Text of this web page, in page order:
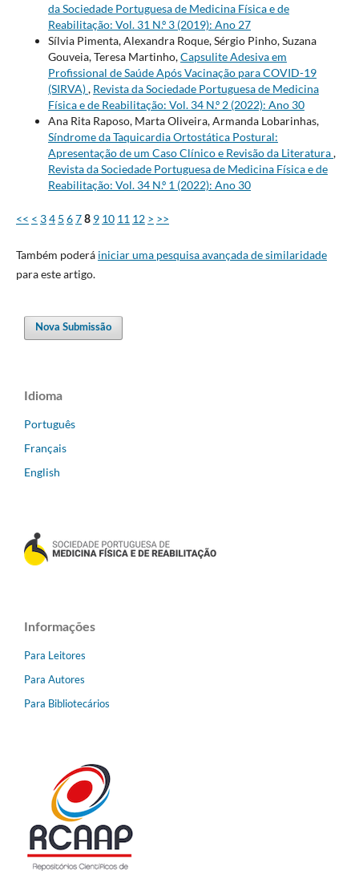
da Sociedade Portuguesa de Medicina Física e de
Reabilitação: Vol. 31 N.º 3 (2019): Ano 27
Sílvia Pimenta, Alexandra Roque, Sérgio Pinho, Suzana
Gouveia, Teresa Martinho,Capsulite Adesiva em
Profissional de Saúde Após Vacinação para COVID-19
(SIRVA), Revista da Sociedade Portuguesa de Medicina
Física e de Reabilitação: Vol. 34 N.º 2 (2022): Ano 30
Ana Rita Raposo, Marta Oliveira, Armanda Lobarinhas,
Síndrome da Taquicardia Ortostática Postural:
Apresentação de um Caso Clínico e Revisão da Literatura,
Revista da Sociedade Portuguesa de Medicina Física e de
Reabilitação: Vol. 34 N.º 1 (2022): Ano 30
<< < 34 5 67 8 9 10 11 12 > >>
Também poderá iniciar uma pesquisa avançada de similaridade
para este artigo.
Nova Submissão
Idioma
Português
Français
English
Informações
Para Leitores
Para Autores
Para Bibliotecários